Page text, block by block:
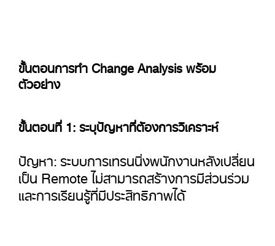
ขั้นตอนการทำ Change Analysis พร้อม
ตัวอย่าง
ขั้นตอนที่ 1: ระบุปัญหาที่ต้องการวิเคราะห์
ปัญหา: ระบบการเทรนนิ่งพนักงานหลังเปลี่ยน
เป็น Remote ไม่สามารถสร้างการมีส่วนร่วม
และการเรียนรู้ที่มีประสิทธิภาพได้